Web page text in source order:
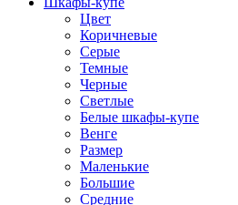
Цвет
Коричневые
Серые
Темные
Черные
Светлые
Белые шкафы-купе
Венге
Размер
Маленькие
Большие
Средние